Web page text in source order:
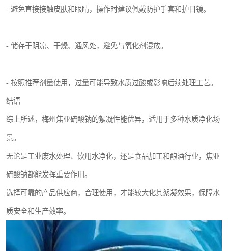
- 避免直接接触皮肤和眼睛，操作时建议佩戴防护手套和护目镜。
- 储存于阴凉、干燥、通风处，避免与氧化剂混放。
- 按照推荐剂量使用，过量可能导致水质过酸或影响后续处理工艺。
结语
综上所述，梅州焦亚硫酸钠的絮凝性能优异，适用于多种水质净化场
景。
无论是工业废水处理、饮用水净化，还是食品加工和酿酒行业，焦亚
硫酸钠都能发挥重要作用。
选择可靠的产品供应商，合理使用，才能较大化其絮凝效果，保障水
质安全和生产效率。